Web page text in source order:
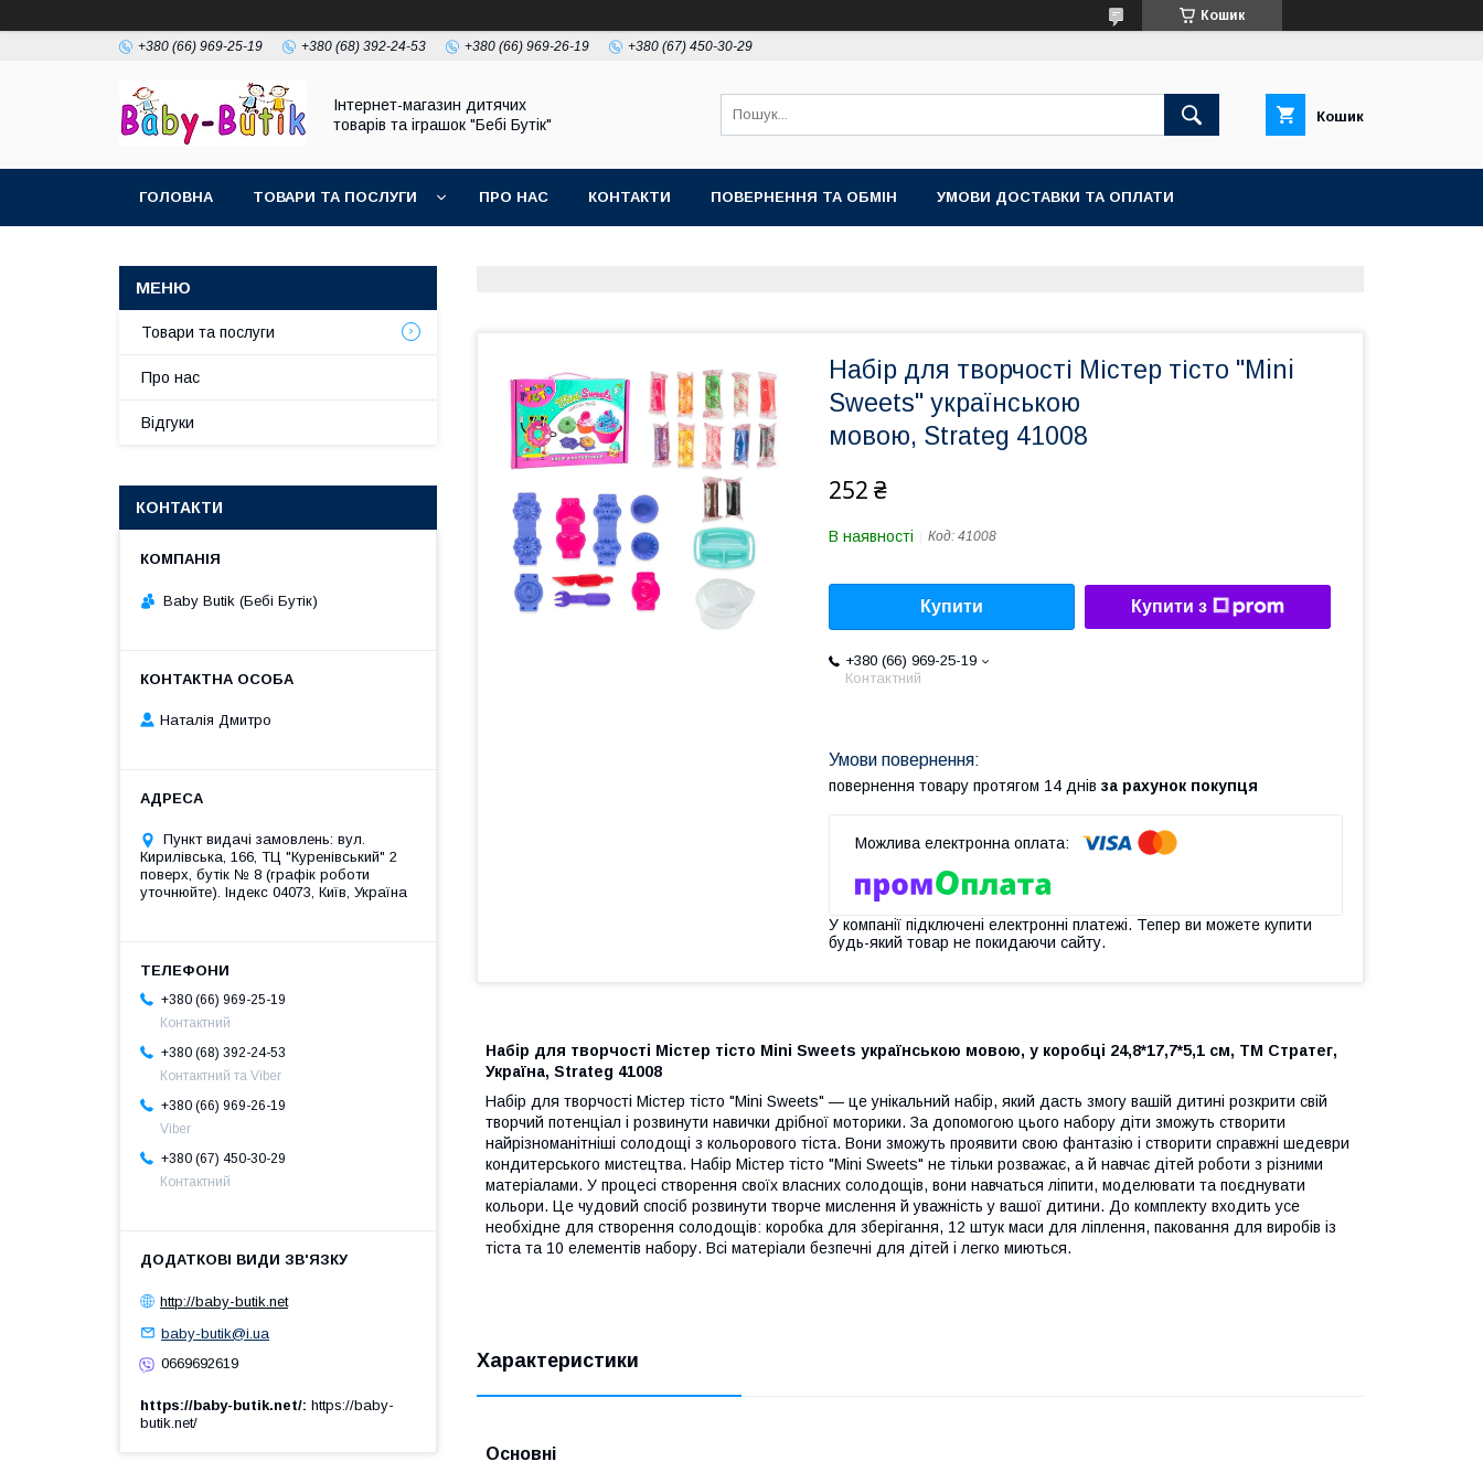
Кошик
+380 (66) 969-25-19 +380 (68) 392-24-53 +380 (66) 969-26-19 +380 (67) 450-30-29
Інтернет-магазин дитячих
товарів та іграшок "Бебі Бутік"
Кошик
ГОЛОВНА ТОВАРИ ТА ПОСЛУГИ ПРО НАС КОНТАКТИ ПОВЕРНЕННЯ ТА ОБМІН УМОВИ ДОСТАВКИ ТА ОПЛАТИ
Набір для творчості Містер тісто "Mini
Sweets" українською
мовою, Strateg 41008
252 ₴
В наявності Код: 41008
Купити Купити з
+380 (66) 969-25-19
Контактний
повернення товару протягом 14 днів за рахунок покупця
У компанії підключені електронні платежі. Тепер ви можете купити
будь-який товар не покидаючи сайту.
Набір для творчості Містер тісто Mini Sweets українською мовою, у коробці 24,8*17,7*5,1 см, ТМ Стратег,
Україна, Strateg 41008
Набір для творчості Містер тісто "Mini Sweets" — це унікальний набір, який дасть змогу вашій дитині розкрити свій
творчий потенціал і розвинути навички дрібної моторики. За допомогою цього набору діти зможуть створити
найрізноманітніші солодощі з кольорового тіста. Вони зможуть проявити свою фантазію і створити справжні шедеври
кондитерського мистецтва. Набір Містер тісто "Mini Sweets" не тільки розважає, а й навчає дітей роботи з різними
матеріалами. У процесі створення своїх власних солодощів, вони навчаться ліпити, моделювати та поєднувати
кольори. Це чудовий спосіб розвинути творче мислення й уважність у вашої дитини. До комплекту входить усе
необхідне для створення солодощів: коробка для зберігання, 12 штук маси для ліплення, паковання для виробів із
тіста та 10 елементів набору. Всі матеріали безпечні для дітей і легко миються.
Характеристики
Основні
Товари та послуги
Про нас
Відгуки
КОНТАКТИ
Baby Butik (Бебі Бутік)
Наталія Дмитро
Пункт видачі замовлень: вул.
Кирилівська, 166, ТЦ "Куренівський" 2
поверх, бутік № 8 (графік роботи
уточнюйте). Індекс 04073, Київ, Україна
+380 (66) 969-25-19
Контактний
+380 (68) 392-24-53
Контактний та Viber
+380 (66) 969-26-19
Viber
+380 (67) 450-30-29
Контактний
http://baby-butik.net
baby-butik@i.ua
0669692619
https://baby-butik.net/ https://baby-
butik.net/